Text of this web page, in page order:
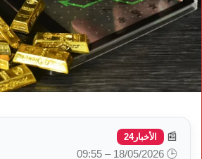
📰 الأخبار24
🕒 18/05/2026 – 09:55